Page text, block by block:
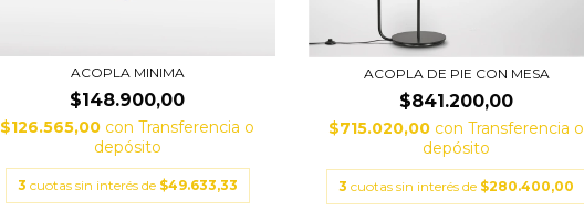
ACOPLA MINIMA
$148.900,00
$126.565,00 con Transferencia o
depósito
3 cuotas sin interés de $49.633,33
ACOPLA DE PIE CON MESA
$841.200,00
$715.020,00 con Transferencia o
depósito
3 cuotas sin interés de $280.400,00